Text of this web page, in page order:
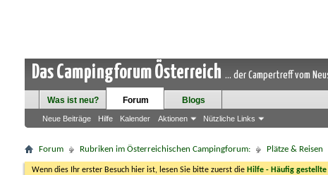
Das Campingforum Österreich ... der Campertreff vom
Was ist neu? Forum
Neue Beiträge Hilfe Kalender Aktionen Nützliche Links
Blogs
Forum Rubriken im Österreichischen Campingforum: Plätze & Reisen
Wenn dies Ihr erster Besuch hier ist, lesen Sie bitte zuerst die Hilfe - Häufig gestellte